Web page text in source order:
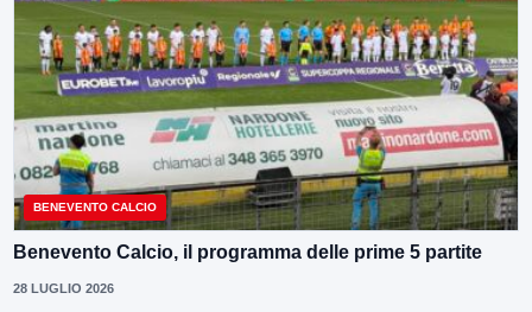
BENEVENTO CALCIO
Benevento Calcio, il programma delle prime 5 partite
28 LUGLIO 2026